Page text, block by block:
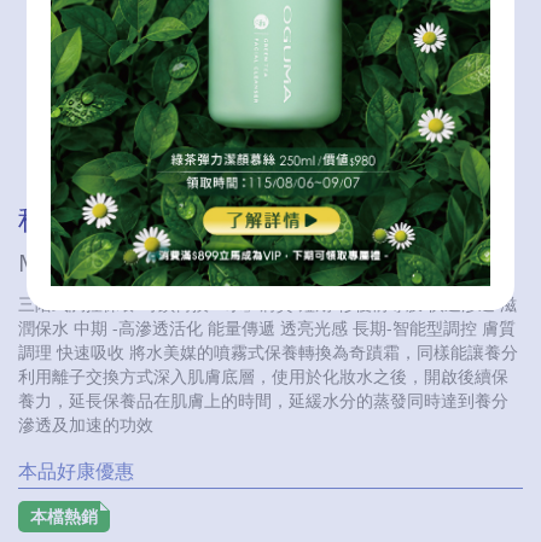
秘之湧水美媒奇蹟霜
MITSUION MIRACLE CREAM
三階式調控保養 奇蹟轉換「水」膚質 短期-修復前導膜 快速滲透 滋
潤保水 中期 -高滲透活化 能量傳遞 透亮光感 長期-智能型調控 膚質
調理 快速吸收 將水美媒的噴霧式保養轉換為奇蹟霜，同樣能讓養分
利用離子交換方式深入肌膚底層，使用於化妝水之後，開啟後續保
養力，延長保養品在肌膚上的時間，延緩水分的蒸發同時達到養分
滲透及加速的功效
本品好康優惠
本檔熱銷